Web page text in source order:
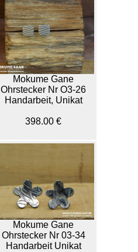
Mokume Gane
Ohrstecker Nr O3-26
Handarbeit, Unikat
398.00 €
Mokume Gane
Ohrstecker Nr 03-34
Handarbeit Unikat